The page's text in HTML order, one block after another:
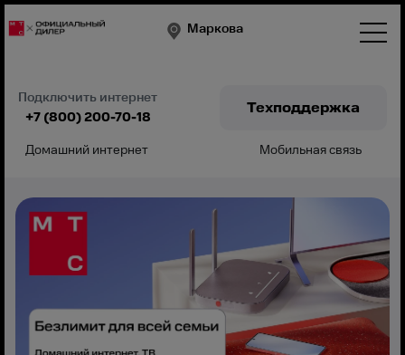
Маркова
Подключить интернет
+7 (800) 200-70-18
Техподдержка
Домашний интернет Мобильная связь